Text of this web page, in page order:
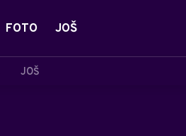
JOŠ
FOTO JOŠ